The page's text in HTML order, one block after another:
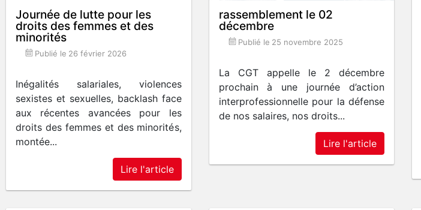
Journée de lutte pour les
droits des femmes et des
minorités
Publié le 26 février 2026
Inégalités salariales, violences
sexistes et sexuelles, backlash face
aux récentes avancées pour les
droits des femmes et des minorités,
montée...
Lire l'article
rassemblement le 02
décembre
Publié le 25 novembre 2025
La CGT appelle le 2 décembre
prochain à une journée d’action
interprofessionnelle pour la défense
de nos salaires, nos droits...
Lire l'article